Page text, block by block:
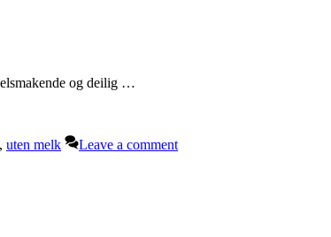
og deilig …
, uten melk Leave a comment